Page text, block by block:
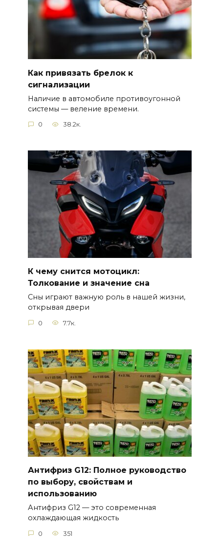
Как привязать брелок к
сигнализации
Наличие в автомобиле противоугонной
системы — веление времени.
0 38.2к.
К чему снится мотоцикл:
Толкование и значение сна
Сны играют важную роль в нашей жизни,
открывая двери
0 7.7к.
Антифриз G12: Полное руководство
по выбору, свойствам и
использованию
Антифриз G12 — это современная
охлаждающая жидкость
0 351